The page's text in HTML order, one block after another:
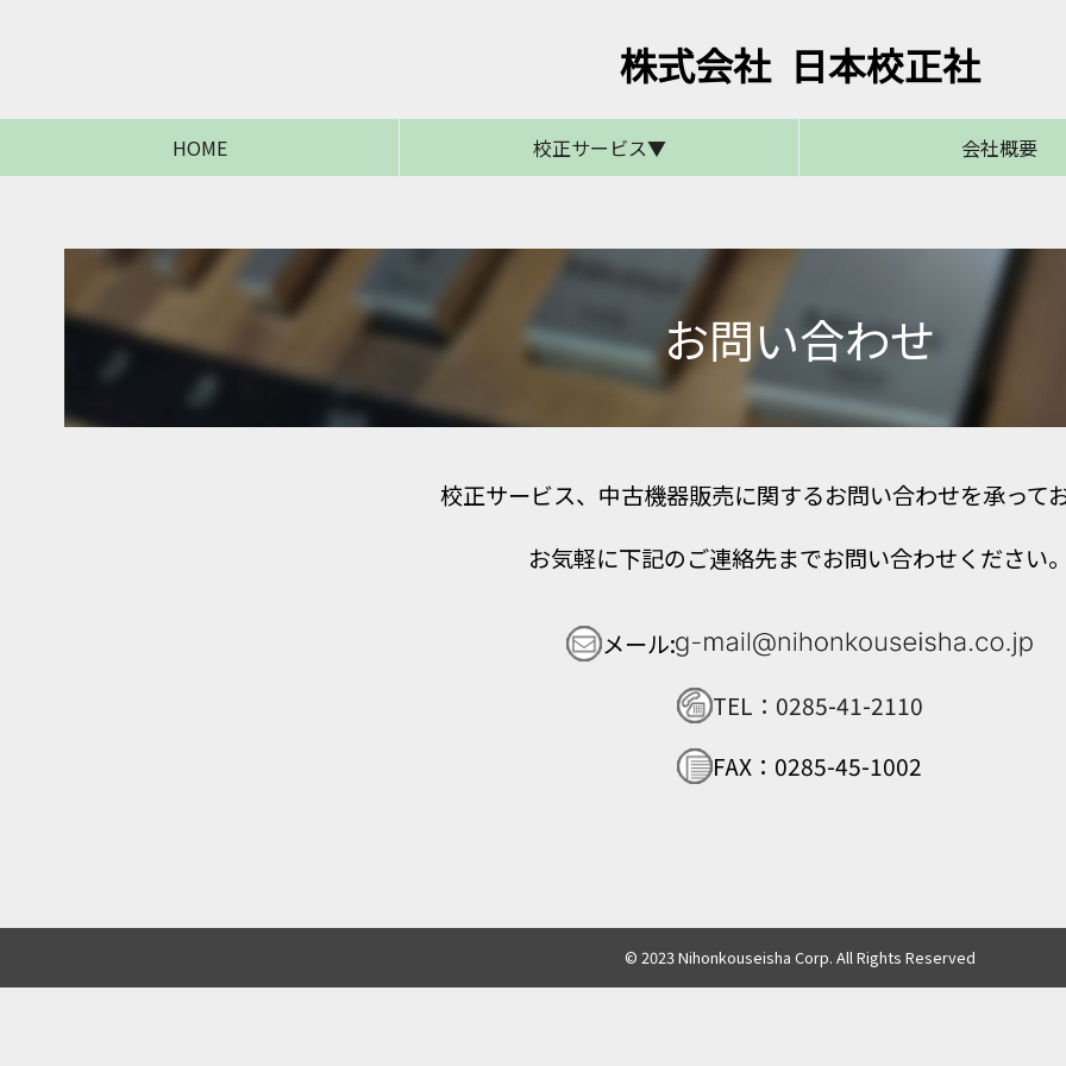
株式会社 日本校正社
HOME 校正サービス▼ 会社概要
お問い合わせ
校正サービス、中古機器販売に関するお問い合わせを承って
お気軽に下記のご連絡先までお問い合わせください
メール:
TEL：0285-41-2110
FAX：0285-45-1002
© 2023 Nihonkouseisha Corp. All Rights Reserved